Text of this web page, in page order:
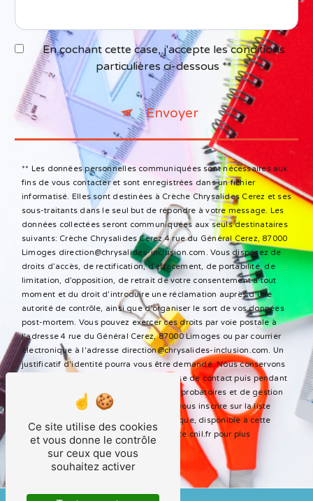
En cochant cette case, j'accepte les conditions
particulières ci-dessous **
Envoyer
** Les données personnelles communiquées sont nécessaires aux
fins de vous contacter et sont enregistrées dans un fichier
informatisé. Elles sont destinées à Crèche Chrysalides Cerez et ses
sous-traitants dans le seul but de répondre à votre message. Les
données collectées seront communiquées aux seuls destinataires
suivants: Crèche Chrysalides Cerez 4 rue du Général Cerez, 87000
Limoges direction@chrysalides-inclusion.com. Vous disposez de
droits d’accès, de rectification, d’effacement, de portabilité, de
limitation, d’opposition, de retrait de votre consentement à tout
moment et du droit d’introduire une réclamation auprès d’une
autorité de contrôle, ainsi que d’organiser le sort de vos données
post-mortem. Vous pouvez exercer ces droits par voie postale à
l'adresse 4 rue du Général Cerez, 87000 Limoges ou par courrier
électronique à l'adresse direction@chrysalides-inclusion.com. Un
justificatif d'identité pourra vous être demandé. Nous conservons
vos données pendant la période de prise de contact puis pendant
la durée de prescription légale aux fins probatoires et de gestion
des contentieux. Vous avez le droit de vous inscrire sur la liste
d'opposition au démarchage téléphonique, disponible à cette
adresse: Bloctel.gouv.fr
. Consultez le site cnil.fr pour plus
Ce site utilise des cookies
et vous donne le contrôle
sur ceux que vous
souhaitez activer